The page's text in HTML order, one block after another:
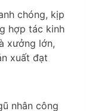
chóng, kịp
hợp tác kinh
xưởng lớn,
xuất đạt
nhân công